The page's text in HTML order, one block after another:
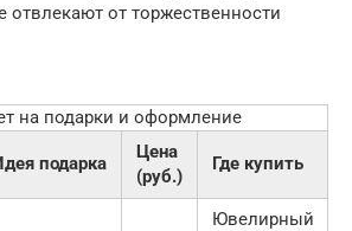
отвлекают от торжественности
на подарки и оформление
подарка
Цена
(руб.)
Где купить
Ювелирный